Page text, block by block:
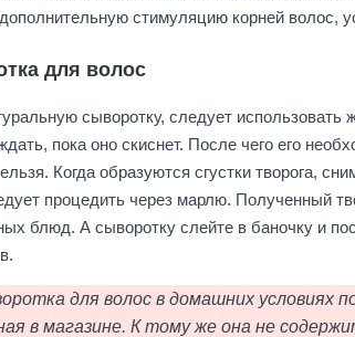
стимуляцию корней волос,
для волос
сыворотку, следует
пока оно скиснет. После чего его
Когда образуются сгустки творога,
процедить через марлю. Полученный
блюд. А сыворотку слейте в баночку и
для волос в домашних условиях
в магазине. К тому же она не